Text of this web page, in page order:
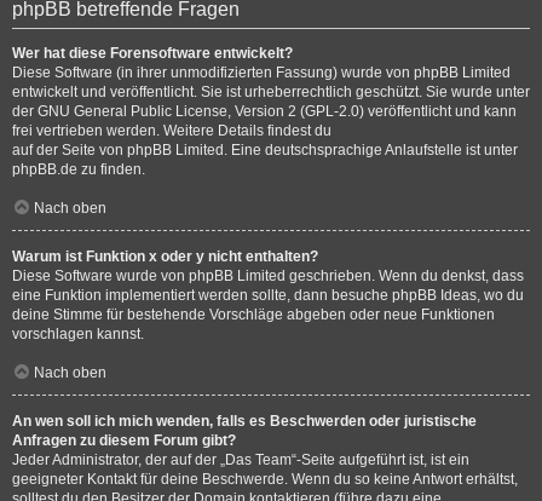
phpBB betreffende Fragen
Wer hat diese Forensoftware entwickelt?
Diese Software (in ihrer unmodifizierten Fassung) wurde von phpBB Limited
entwickelt und veröffentlicht. Sie ist urheberrechtlich geschützt. Sie wurde unter
der GNU General Public License, Version 2 (GPL-2.0) veröffentlicht und kann
frei vertrieben werden. Weitere Details findest du
auf der Seite von phpBB Limited . Eine deutschsprachige Anlaufstelle ist unter
phpBB.de zu finden.
Nach oben
Warum ist Funktion x oder y nicht enthalten?
Diese Software wurde von phpBB Limited geschrieben. Wenn du denkst, dass
eine Funktion implementiert werden sollte, dann besuche phpBB Ideas, wo du
deine Stimme für bestehende Vorschläge abgeben oder neue Funktionen
vorschlagen kannst.
Nach oben
An wen soll ich mich wenden, falls es Beschwerden oder juristische
Anfragen zu diesem Forum gibt?
Jeder Administrator, der auf der „Das Team“-Seite aufgeführt ist, ist ein
geeigneter Kontakt für deine Beschwerde. Wenn du so keine Antwort erhältst,